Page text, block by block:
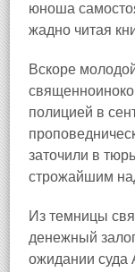
юноша
жадно читая
Вскоре
полицией в
заточили в
строжайшим
Из темницы
денежный
ожидании суда